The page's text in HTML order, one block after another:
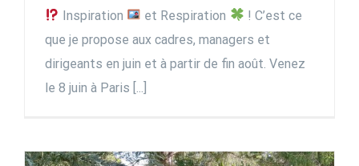
Inspiration et Respiration
! C’est ce
que je propose aux cadres, managers et
dirigeants en juin et à partir de fin août. Venez
le 8 juin à Paris [...]